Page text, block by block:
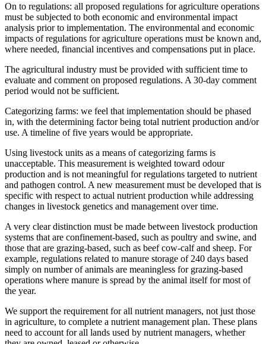
On to regulations: all proposed regulations for agriculture operations
must be subjected to both economic and environmental impact
analysis prior to implementation. The environmental and economic
impacts of regulations for agriculture operations must be known and,
where needed, financial incentives and compensations put in place.
The agricultural industry must be provided with sufficient time to
evaluate and comment on proposed regulations. A 30-day comment
period would not be sufficient.
Categorizing farms: we feel that implementation should be phased
in, with the determining factor being total nutrient production and/or
use. A timeline of five years would be appropriate.
Using livestock units as a means of categorizing farms is
unacceptable. This measurement is weighted toward odour
production and is not meaningful for regulations targeted to nutrient
and pathogen control. A new measurement must be developed that is
specific with respect to actual nutrient production while addressing
changes in livestock genetics and management over time.
A very clear distinction must be made between livestock production
systems that are confinement-based, such as poultry and swine, and
those that are grazing-based, such as beef cow-calf and sheep. For
example, regulations related to manure storage of 240 days based
simply on number of animals are meaningless for grazing-based
operations where manure is spread by the animal itself for most of
the year.
We support the requirement for all nutrient managers, not just those
in agriculture, to complete a nutrient management plan. These plans
need to account for all lands used by nutrient managers, whether